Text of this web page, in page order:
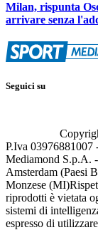
Milan, rispunta
arrivare senza
Seguici su
P.Iva
Mediamond S.p.A.
Amsterdam (Paesi
Monzese (MI)
riprodotti è vietata
sistemi di
espresso di